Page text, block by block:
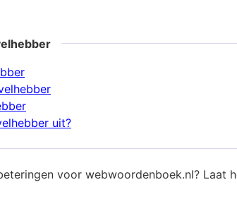
uit?
voor webwoordenboek.nl? Laat